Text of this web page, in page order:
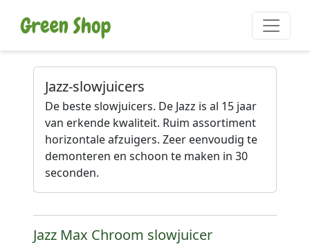
Jazz-slowjuicers
De beste slowjuicers. De Jazz is al 15 jaar
van erkende kwaliteit. Ruim assortiment
horizontale afzuigers. Zeer eenvoudig te
demonteren en schoon te maken in 30
seconden.
Jazz Max Chroom slowjuicer